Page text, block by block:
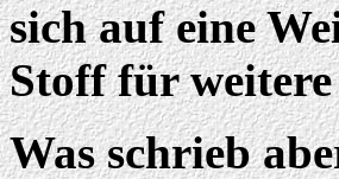
sich auf eine
Stoff für
Was schrieb